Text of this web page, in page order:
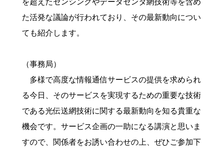
を超えたセンシングやデータセンタ網技術等を含め
た活発な議論が行われており、その最新動向につい
ても紹介します。
（事務局）
多様で高度な情報通信サービスの提供を求められ
る今日、そのサービスを実現するための重要な技術
である光伝送網技術に関する最新動向を知る貴重な
機会です。サービス企画の一助になる講演と思いま
すので、関係者をお誘い合わせの上、ぜひご参加下